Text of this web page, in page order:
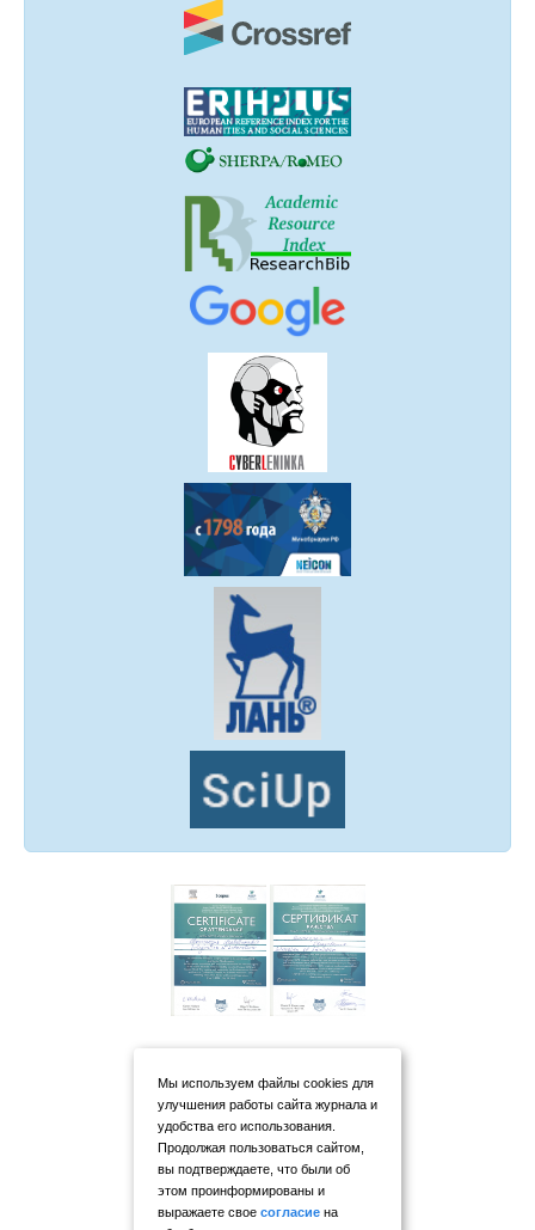
Мы используем файлы cookies для
улучшения работы сайта журнала и
удобства его использования.
Продолжая пользоваться сайтом,
вы подтверждаете, что были об
этом проинформированы и
выражаете свое согласие на